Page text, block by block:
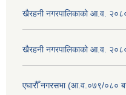
खैरहनी नगरपालिकाको आ.व.
खैरहनी नगरपालिकाको आ.व.
एघारौँ नगरसभा (आ.व.०७९/०८०